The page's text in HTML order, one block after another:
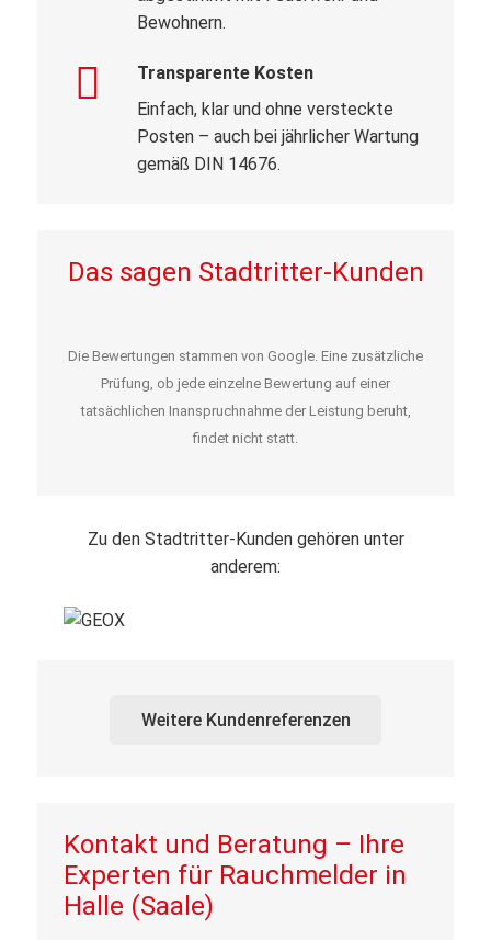
Bewohnern.
Transparente Kosten
Einfach, klar und ohne versteckte
Posten – auch bei jährlicher Wartung
gemäß DIN 14676.
Das sagen Stadtritter-Kunden
Die Bewertungen stammen von Google. Eine zusätzliche
Prüfung, ob jede einzelne Bewertung auf einer
tatsächlichen Inanspruchnahme der Leistung beruht,
findet nicht statt.
Zu den Stadtritter-Kunden gehören unter
anderem:
Weitere Kundenreferenzen
Kontakt und Beratung – Ihre
Experten für Rauchmelder in
Halle (Saale)